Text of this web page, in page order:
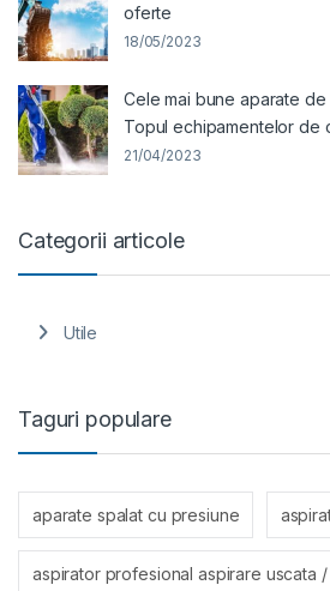
oferte
18/05/2023
Cele mai bune aparate
Topul echipamentelor de
21/04/2023
Categorii articole
Utile
Taguri populare
aparate spalat cu presiune
aspirator profesional aspirare uscata /